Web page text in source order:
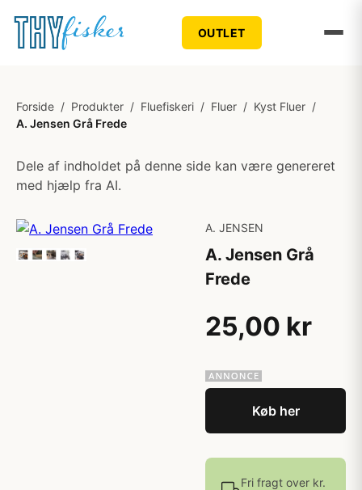
OUTLET
Forside / Produkter / Fluefiskeri / Fluer / Kyst Fluer /
A. Jensen Grå Frede
Dele af indholdet på denne side kan være genereret
med hjælp fra AI.
A. JENSEN
A. Jensen Grå
Frede
25,00 kr
Køb her
Fri fragt over kr.